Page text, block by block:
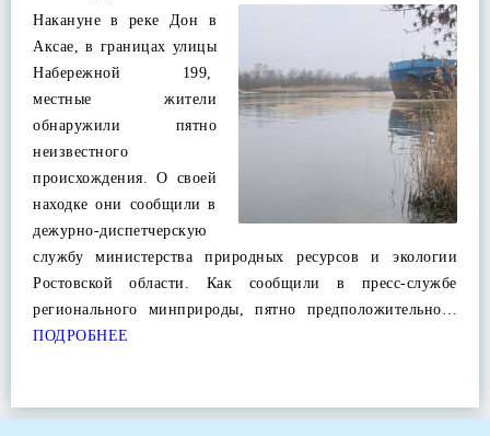
Накануне в реке Дон в
Аксае, в границах улицы
Набережной 199,
местные жители
обнаружили пятно
неизвестного
происхождения. О своей
находке они сообщили в
дежурно-диспетчерскую
службу министерства природных ресурсов и экологии
Ростовской области. Как сообщили в пресс-службе
регионального минприроды, пятно предположительно…
ПОДРОБНЕЕ